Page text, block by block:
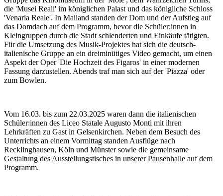
die 'Musei Reali' im königlichen Palast und das königliche Schloss
'Venaria Reale'. In Mailand stan­den der Dom und der Aufstieg auf
das Domdach auf dem Pro­gramm, bevor die Schü­ler:innen in
Kleingruppen durch die Stadt schlenderten und Einkäufe tätigten.
Für die Umsetzung des Musik-Projektes hat sich die deutsch-
italienische Gruppe an ein dreiminütiges Video gemacht, um ei­nen
Aspekt der Oper 'Die Hochzeit des Figaros' in einer mo­dernen
Fassung darzustellen. Abends traf man sich auf der 'Piazza' oder
zum Bowlen.
Vom 16.03. bis zum 22.03.2025 waren dann die italienischen
Schüler:innen des Liceo Statale Augusto Monti mit ihren
Lehrkräften zu Gast in Gelsenkirchen. Neben dem Besuch des
Unterrichts an einem Vormittag stan­den Ausflüge nach
Recklinghausen, Köln und Münster sowie die gemeinsame
Gestaltung des Ausstellungstisches in unse­rer Pausenhalle auf dem
Programm.